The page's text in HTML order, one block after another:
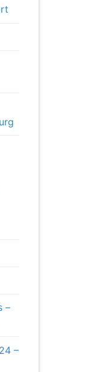
–
–